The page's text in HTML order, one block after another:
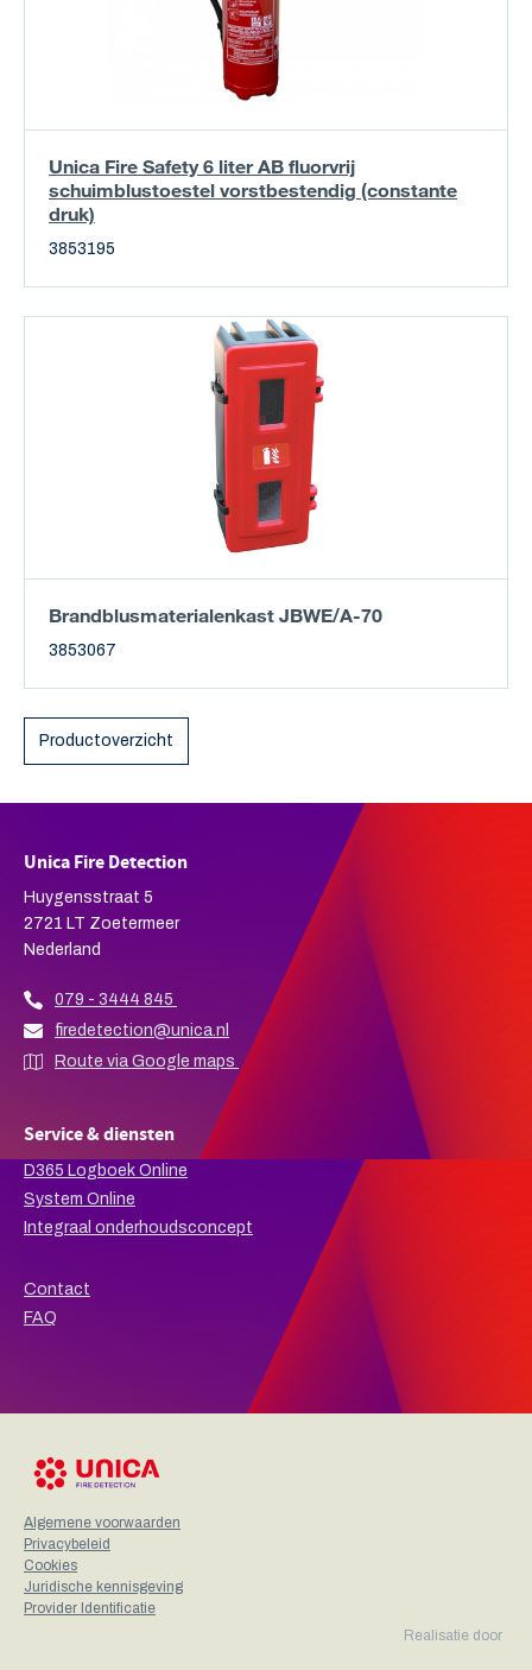
Unica Fire Safety 6 liter AB fluorvrij
schuimblustoestel vorstbestendig (constante
druk)
3853195
Brandblusmaterialenkast JBWE/A-70
3853067
Productoverzicht
Unica Fire Detection
Huygensstraat 5
2721 LT Zoetermeer
Nederland
079 - 3444 845
firedetection@unica.nl
Route via Google maps
Service & diensten
D365 Logboek Online
System Online
Integraal onderhoudsconcept
Contact
FAQ
Algemene voorwaarden
Privacybeleid
Cookies
Juridische kennisgeving
Provider Identificatie
Realisatie door